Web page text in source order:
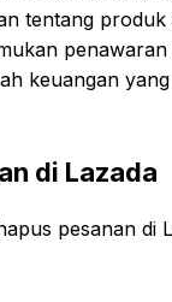
tentang produk
keuangan
di Lazada
pesanan di